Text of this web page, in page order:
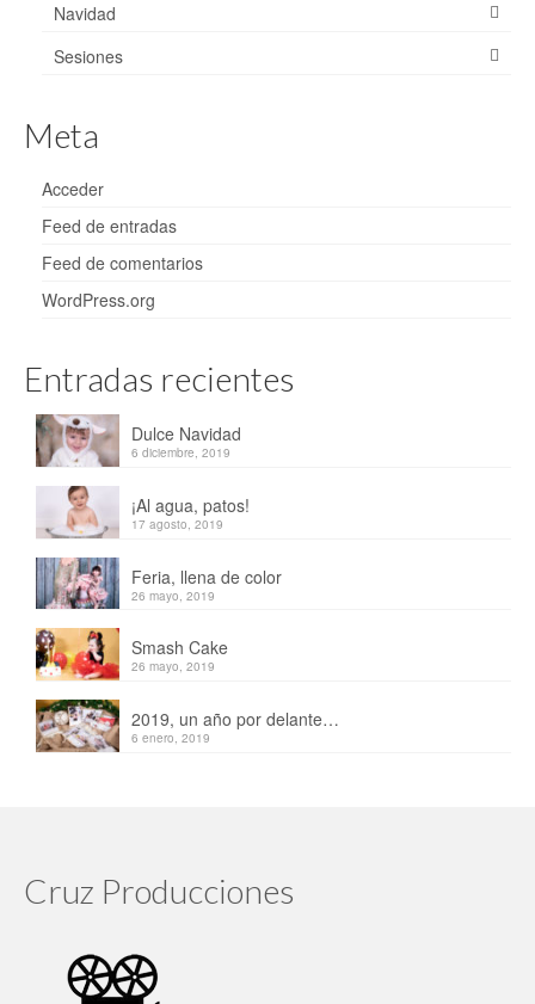
Navidad
Sesiones
Meta
Acceder
Feed de entradas
Feed de comentarios
WordPress.org
Entradas recientes
Dulce Navidad
6 diciembre, 2019
¡Al agua, patos!
17 agosto, 2019
Feria, llena de color
26 mayo, 2019
Smash Cake
26 mayo, 2019
2019, un año por delante…
6 enero, 2019
Cruz Producciones